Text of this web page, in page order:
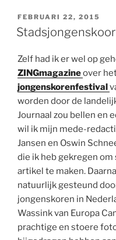
GEPLAATST
OP
FEBRUARI 22, 2015
Zelf had ik er wel op
ZINGmagazineover
jongenskorenfestival
worden door de
Journaal zou bellen en
wil ik mijn mede-
Jansen en Oswin
die ik heb gekregen
artikel te maken.
natuurlijk gesteund
jongenskoren in
Wassink van Europa
prachtige en stoere